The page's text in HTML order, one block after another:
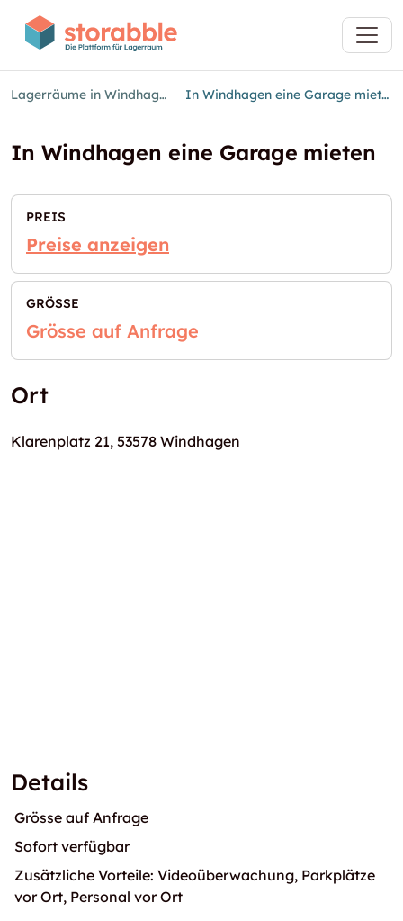
Lagerräume in Windhagen In Windhagen eine Garage mieten
In Windhagen eine Garage mieten
PREIS
Preise anzeigen
GRÖSSE
Grösse auf Anfrage
Ort
Klarenplatz 21, 53578 Windhagen
Details
Grösse auf Anfrage
Sofort verfügbar
Zusätzliche Vorteile: Videoüberwachung, Parkplätze
vor Ort, Personal vor Ort